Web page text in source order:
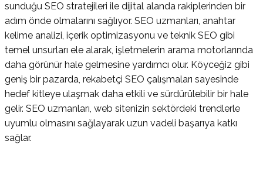
sunduğu SEO stratejileri ile dijital alanda rakiplerinden bir
adım önde olmalarını sağlıyor. SEO uzmanları, anahtar
kelime analizi, içerik optimizasyonu ve teknik SEO gibi
temel unsurları ele alarak, işletmelerin arama motorlarında
daha görünür hale gelmesine yardımcı olur. Köyceğiz gibi
geniş bir pazarda, rekabetçi SEO çalışmaları sayesinde
hedef kitleye ulaşmak daha etkili ve sürdürülebilir bir hale
gelir. SEO uzmanları, web sitenizin sektördeki trendlerle
uyumlu olmasını sağlayarak uzun vadeli başarıya katkı
sağlar.